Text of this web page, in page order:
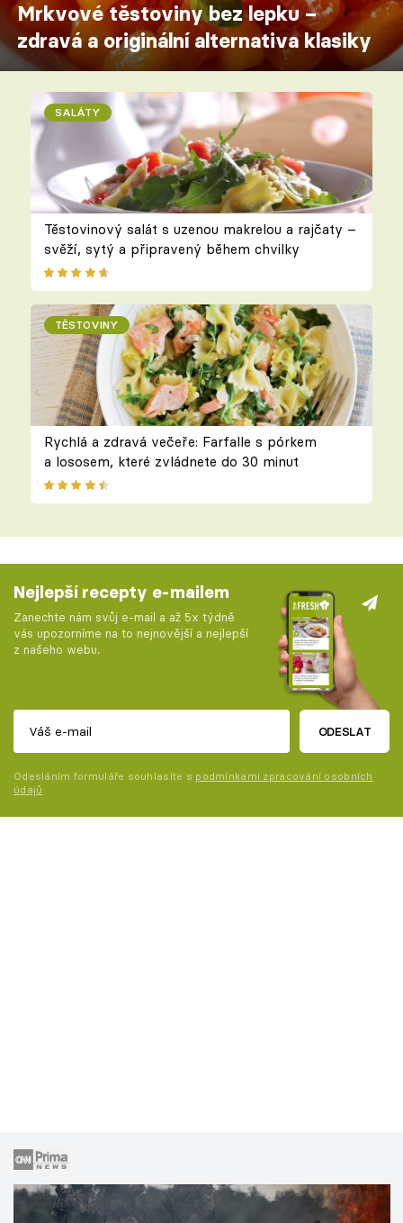
Mrkvové těstoviny bez lepku –
zdravá a originální alternativa klasiky
SALÁTY
Těstovinový salát s uzenou makrelou a rajčaty –
svěží, sytý a připravený během chvilky
TĚSTOVINY
Rychlá a zdravá večeře: Farfalle s pórkem
a lososem, které zvládnete do 30 minut
Nejlepší recepty e-mailem
Zanechte nám svůj e-mail a až 5x týdně
vás upozorníme na to nejnovější a nejlepší
z našeho webu.
ODESLAT
Odesláním formuláře souhlasíte s podmínkami zpracování osobních
údajů